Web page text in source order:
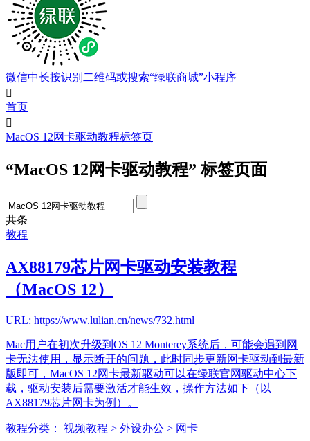
微信中长按识别二维码或搜索“绿联商城”小程序

首页

MacOS 12网卡驱动教程标签页
“MacOS 12网卡驱动教程” 标签页面
共条
教程
AX88179芯片网卡驱动安装教程
（MacOS 12）
URL: https://www.lulian.cn/news/732.html
Mac用户在初次升级到OS 12 Monterey系统后，可能会遇到网
卡无法使用，显示断开的问题，此时同步更新网卡驱动到最新
版即可，MacOS 12网卡最新驱动可以在绿联官网驱动中心下
载，驱动安装后需要激活才能生效，操作方法如下（以
AX88179芯片网卡为例）。
教程分类： 视频教程 > 外设办公 > 网卡